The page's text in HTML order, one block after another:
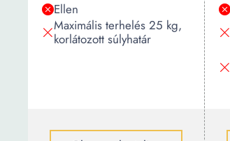
Ellen
Maximális terhelés 25 kg,
korlátozott súlyhatár